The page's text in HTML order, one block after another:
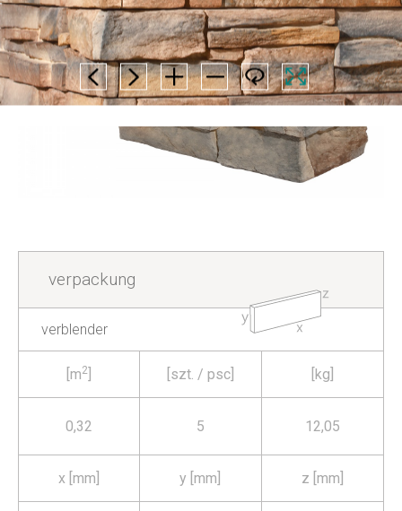
verpackung
verblender
[m2 [szt. / psc] [kg]
0,32 5 12,05
x [mm] y [mm] z [mm]